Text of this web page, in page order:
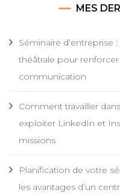
MES
Séminaire d’entreprise
théâtrale pour
communication
Comment travailler
exploiter LinkedIn et
missions
Planification de votre
les avantages d’un